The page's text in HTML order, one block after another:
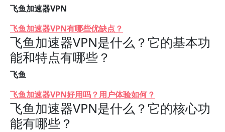
飞鱼加速器VPN
飞鱼加速器VPN有哪些优缺点？
飞鱼加速器VPN是什么？它的基本功
能和特点有哪些？
飞鱼
飞鱼加速器VPN好用吗？用户体验如何？
飞鱼加速器VPN是什么？它的核心功
能有哪些？